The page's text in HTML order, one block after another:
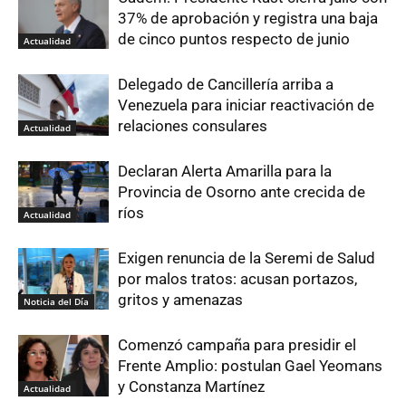
Actualidad
37% de aprobación y registra una baja
de cinco puntos respecto de junio
Actualidad
Delegado de Cancillería arriba a
Venezuela para iniciar reactivación de
relaciones consulares
Actualidad
Declaran Alerta Amarilla para la
Provincia de Osorno ante crecida de
ríos
Noticia del Día
Exigen renuncia de la Seremi de Salud
por malos tratos: acusan portazos,
gritos y amenazas
Actualidad
Comenzó campaña para presidir el
Frente Amplio: postulan Gael Yeomans
y Constanza Martínez